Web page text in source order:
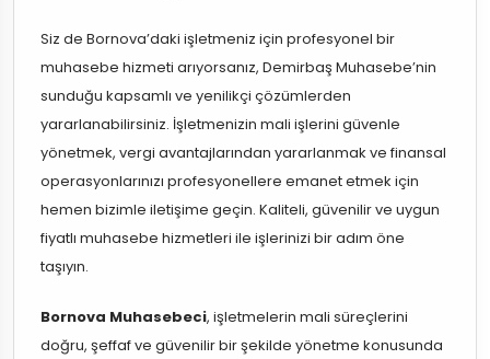
Siz de Bornova’daki işletmeniz için profesyonel bir
muhasebe hizmeti arıyorsanız, Demirbaş Muhasebe’nin
sunduğu kapsamlı ve yenilikçi çözümlerden
yararlanabilirsiniz. İşletmenizin mali işlerini güvenle
yönetmek, vergi avantajlarından yararlanmak ve finansal
operasyonlarınızı profesyonellere emanet etmek için
hemen bizimle iletişime geçin. Kaliteli, güvenilir ve uygun
fiyatlı muhasebe hizmetleri ile işlerinizi bir adım öne
taşıyın.
Bornova Muhasebeci, işletmelerin mali süreçlerini
doğru, şeffaf ve güvenilir bir şekilde yönetme konusunda